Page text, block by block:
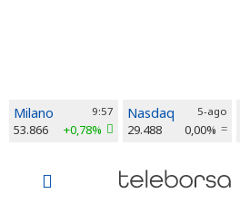
Milano 9:57
53.866 +0,78%
Nasdaq 5-ago
29.488 0,00%